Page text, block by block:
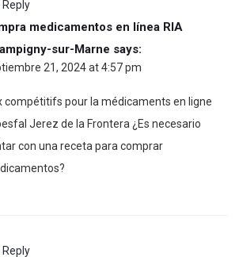
Reply
medicamentos en línea RIA
sur-Marne says:
21, 2024 at 4:57 pm
compétitifs pour la médicaments en ligne
Jerez de la Frontera ¿Es necesario
con una receta para comprar
Reply